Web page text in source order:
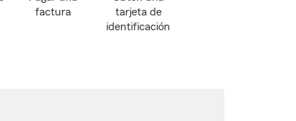
factura
tarjeta de
identificación